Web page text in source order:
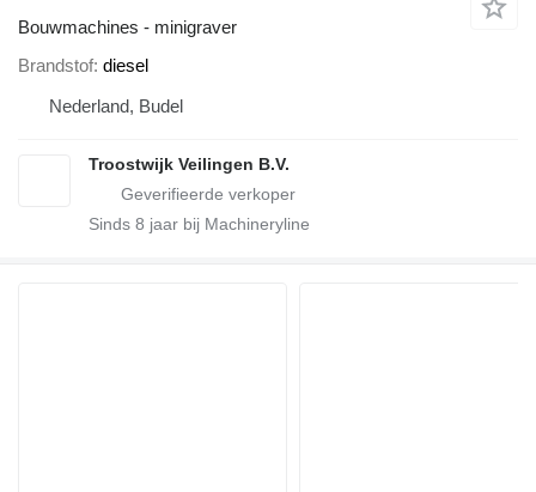
Bouwmachines - minigraver
Brandstof diesel
Nederland, Budel
Troostwijk Veilingen B.V.
Sinds 8 jaar bij Machineryline